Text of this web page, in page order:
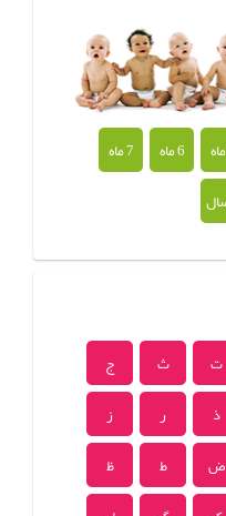
6 ماه
7 ماه
ت ث
ج
ذ ر
ز
ض ط
ظ